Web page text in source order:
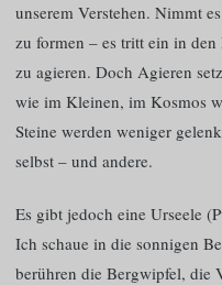
unserem Verstehen. Nimmt
zu formen – es tritt ein in den
zu agieren. Doch Agieren
wie im Kleinen, im Kosmos
Steine werden weniger
selbst – und andere.
Es gibt jedoch eine Urseele
Ich schaue in die sonnigen
berühren die Bergwipfel, die